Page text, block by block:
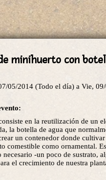
minihuerto con
05/2014 (Todo el día) a Vie,
en la reutilización de un
la botella de agua que
un contenedor donde
comestible como ornamental.
necesario -un poco de sustrato,
el crecimiento de nuestra